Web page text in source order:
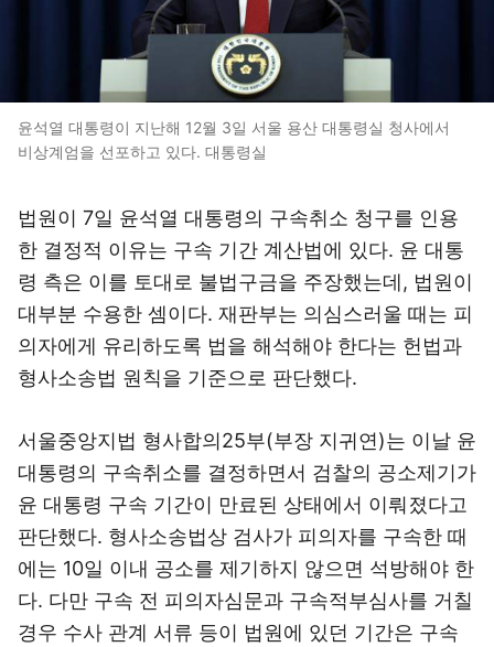
윤석열 대통령이 지난해 12월 3일 서울 용산 대통령실 청사에서
비상계엄을 선포하고 있다. 대통령실
법원이 7일 윤석열 대통령의 구속취소 청구를 인용
한 결정적 이유는 구속 기간 계산법에 있다. 윤 대통
령 측은 이를 토대로 불법구금을 주장했는데, 법원이
대부분 수용한 셈이다. 재판부는 의심스러울 때는 피
의자에게 유리하도록 법을 해석해야 한다는 헌법과
형사소송법 원칙을 기준으로 판단했다.
서울중앙지법 형사합의25부(부장 지귀연)는 이날 윤
대통령의 구속취소를 결정하면서 검찰의 공소제기가
윤 대통령 구속 기간이 만료된 상태에서 이뤄졌다고
판단했다. 형사소송법상 검사가 피의자를 구속한 때
에는 10일 이내 공소를 제기하지 않으면 석방해야 한
다. 다만 구속 전 피의자심문과 구속적부심사를 거칠
경우 수사 관계 서류 등이 법원에 있던 기간은 구속